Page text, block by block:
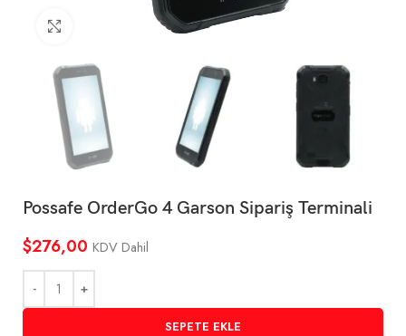
Büyütmek için tıklayın
Possafe OrderGo 4 Garson Sipariş Terminali
$276,00 KDV Dahil
SEPETE EKLE